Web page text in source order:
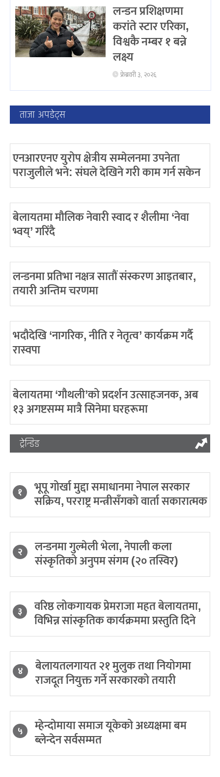
लन्डन प्रशिक्षणमा
करांते स्टार एरिका,
विश्वकै नम्बर १ बन्ने
लक्ष्य
फ्रेब्रवरी ३, २०२६
ताजा अपडेट्स
एनआरएनए युरोप क्षेत्रीय सम्मेलनमा उपनेता
पराजुलीले भने: संघले देखिने गरी काम गर्न सकेन
बेलायतमा मौलिक नेवारी स्वाद र शैलीमा ‘नेवा
भ्वय्’ गरिंदै
लन्डनमा प्रतिभा नक्षत्र सातौं संस्करण आइतबार,
तयारी अन्तिम चरणमा
भदौदेखि ‘नागरिक, नीति र नेतृत्व’ कार्यक्रम गर्दै
रास्वपा
बेलायतमा ‘गौथली’को प्रदर्शन उत्साहजनक, अब
१३ अगष्टसम्म मात्रै सिनेमा घरहरूमा
ट्रेन्डिङ
१ भूपू गोर्खा मुद्दा समाधानमा नेपाल सरकार
सक्रिय, परराष्ट्र मन्त्रीसँगको वार्ता सकारात्मक
२ लन्डनमा गुल्मेली भेला, नेपाली कला
संस्कृतिको अनुपम संगम (२० तस्विर)
३ वरिष्ठ लोकगायक प्रेमराजा महत बेलायतमा,
विभिन्न सांस्कृतिक कार्यक्रममा प्रस्तुति दिने
४ बेलायतलगायत २१ मुलुक तथा नियोगमा
राजदूत नियुक्त गर्ने सरकारको तयारी
५ म्हेन्दोमाया समाज यूकेको अध्यक्षमा बम
ब्लेन्देन सर्वसम्मत